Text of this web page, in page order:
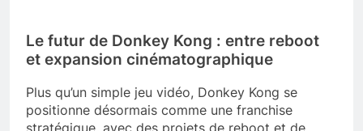
Le futur de Donkey Kong : entre reboot
et expansion cinématographique
Plus qu’un simple jeu vidéo, Donkey Kong se
positionne désormais comme une franchise